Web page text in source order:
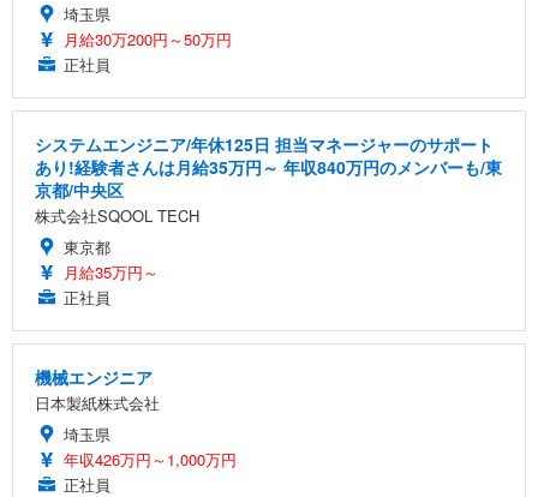
埼玉県
月給30万200円～50万円
正社員
システムエンジニア/年休125日 担当マネージャーのサポート
あり!経験者さんは月給35万円～ 年収840万円のメンバーも/東
京都/中央区
株式会社SQOOL TECH
東京都
月給35万円～
正社員
機械エンジニア
日本製紙株式会社
埼玉県
年収426万円～1,000万円
正社員